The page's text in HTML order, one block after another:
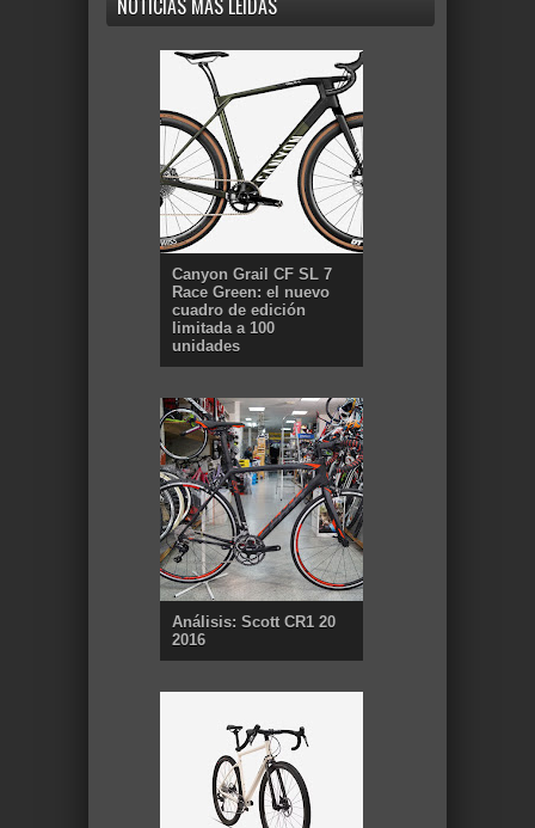
Canyon Grail CF SL 7
Race Green: el nuevo
cuadro de edición
limitada a 100
unidades
Análisis: Scott CR1 20
2016